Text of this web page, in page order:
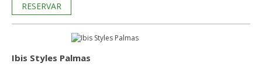
RESERVAR
Ibis Styles Palmas